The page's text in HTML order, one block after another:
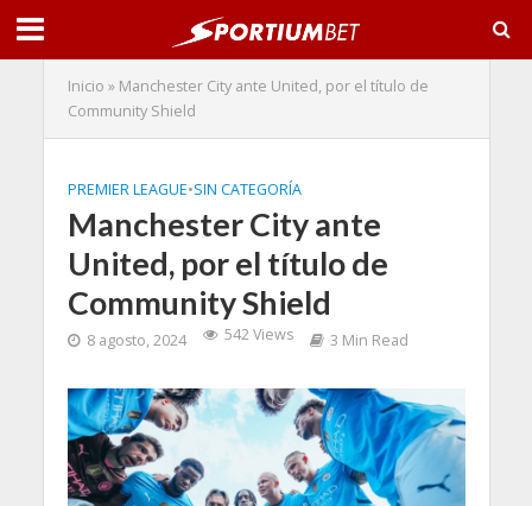
Inicio » Manchester City ante United, por el título de
Community Shield
PREMIER LEAGUE•SIN CATEGORÍA
Manchester City ante
United, por el título de
Community Shield
8 agosto, 2024 542 Views 3 Min Read